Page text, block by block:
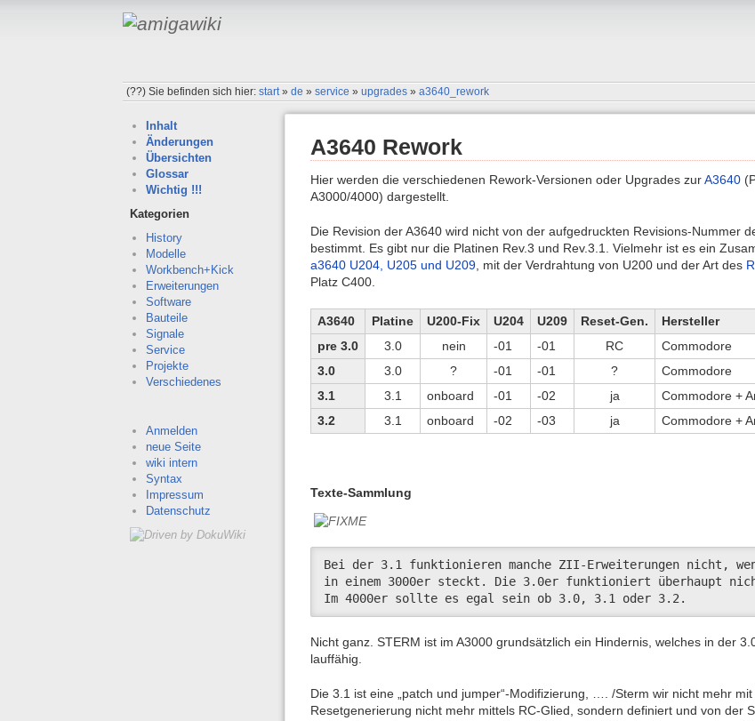
(??)Sie befinden sich hier:start»de »service »upgrades »a3640_rework
Inhalt
Änderungen
Übersichten
Glossar
Wichtig !!!
Kategorien
History
Modelle
Workbench+Kick
Erweiterungen
Software
Bauteile
Signale
Service
Projekte
Verschiedenes
Anmelden
neue Seite
wiki intern
Syntax
Impressum
Datenschutz
A3640 Rework
Hier werden die verschiedenen Rework-Versionen oder Upgrades zurA3640
A3000/4000) dargestellt.
Die Revision der A3640 wird nicht von der aufgedruckten Revisions-Nummer
bestimmt. Es gibt nur die Platinen Rev.3 und Rev.3.1. Vielmehr ist es ein
a3640 U204, U205 und U209 , mit der Verdrahtung von U200 und der Art des
Platz C400.
A3640 Platine U200-Fix U204 U209 Reset-Gen.
Hersteller
pre 3.0
3.0 nein -01 -01 RC
Commodore
3.0
3.0 ? -01 -01 ?
Commodore
3.1
3.1 onboard -01 -02 ja
Commodore +
3.2
3.1 onboard -02 -03 ja Commodore +
Texte-Sammlung
Bei der 3.1 funktionieren manche ZII-Erweiterungen nicht,
in einem 3000er steckt. Die 3.0er funktioniert überhaupt
Im 4000er sollte es egal sein ob 3.0, 3.1 oder 3.2.
Nicht ganz. STERM ist im A3000 grundsätzlich ein Hindernis, welches in der
lauffähig.
Die 3.1 ist eine „patch und jumper“-Modifizierung, …. /Sterm wir nicht mehr
Resetgenerierung nicht mehr mittels RC-Glied, sondern definiert und von der